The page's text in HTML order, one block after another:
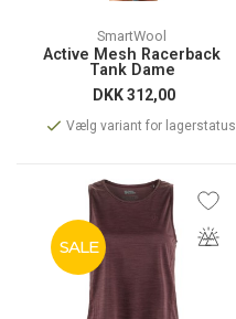
SmartWool
Active Mesh Racerback
Tank Dame
DKK312,00
Vælg variant for lagerstatus
SALE